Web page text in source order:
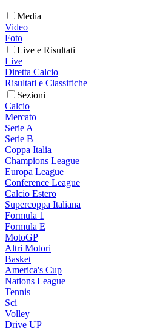
Media
Video
Foto
Live e Risultati
Live
Diretta Calcio
Risultati e Classifiche
Sezioni
Calcio
Mercato
Serie A
Serie B
Coppa Italia
Champions League
Europa League
Conference League
Calcio Estero
Supercoppa Italiana
Formula 1
Formula E
MotoGP
Altri Motori
Basket
America's Cup
Nations League
Tennis
Sci
Volley
Drive UP